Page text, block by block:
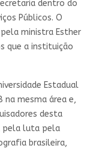
dentro do
Públicos. O
ministra Esther
que a instituição
Estadual
na mesma área e,
desta
pela luta pela
brasileira,